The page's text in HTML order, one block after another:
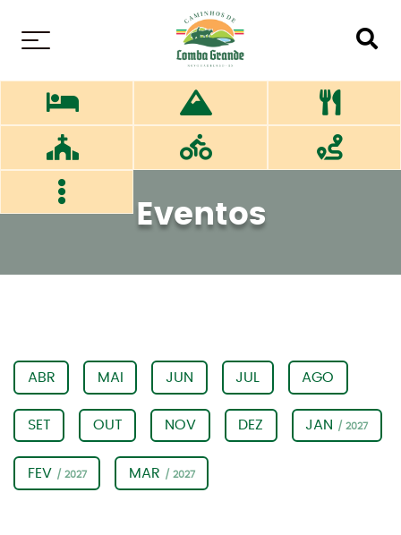
Eventos
ABR MAI JUN JUL AGO
SET OUT NOV DEZ JAN / 2027
FEV / 2027 MAR / 2027